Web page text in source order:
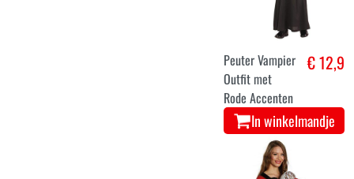
Peuter Vampier
Outfit met
Rode Accenten
€ 12,9
In winkelmandje